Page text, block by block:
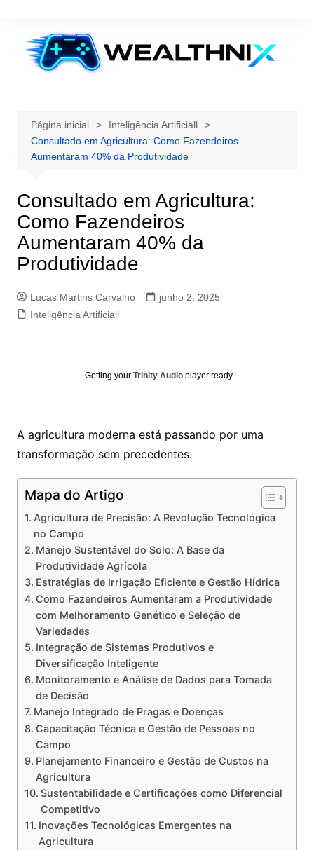
conteúdo
Página inicial
Inteligência Artificiall
Consultado em Agricultura: Como Fazendeiros
Aumentaram 40% da Produtividade
Consultado em Agricultura:
Como Fazendeiros
Aumentaram 40% da
Produtividade
Lucas Martins Carvalho
junho 2, 2025
Inteligência Artificiall
Getting your Trinity Audioplayer ready...
A agricultura moderna está passando por uma
transformação sem precedentes.
Mapa do Artigo
Agricultura de Precisão: A Revolução Tecnológica
no Campo
Manejo Sustentável do Solo: A Base da
Produtividade Agrícola
Estratégias de Irrigação Eficiente e Gestão Hídrica
Como Fazendeiros Aumentaram a Produtividade
com Melhoramento Genético e Seleção de
Variedades
Integração de Sistemas Produtivos e
Diversificação Inteligente
Monitoramento e Análise de Dados para Tomada
de Decisão
Manejo Integrado de Pragas e Doenças
Capacitação Técnica e Gestão de Pessoas no
Campo
Planejamento Financeiro e Gestão de Custos na
Agricultura
Sustentabilidade e Certificações como Diferencial
Competitivo
Inovações Tecnológicas Emergentes na
Agricultura